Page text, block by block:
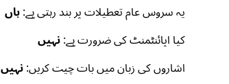
یہ سروس عام تعطیلات پر بند رہتی ہے:ہاں
کیا اپائنٹمنٹ کی ضرورت ہے:نہیں
اشاروں کی زبان میں بات چیت کریں:نہیں